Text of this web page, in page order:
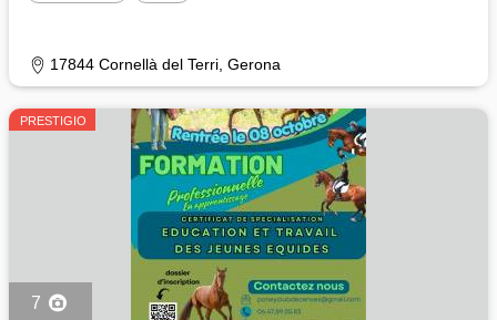
17844 Cornellà del Terri, Gerona
PRESTIGIO
7